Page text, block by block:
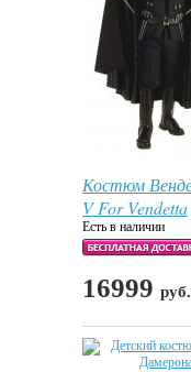
Костюм
V For Vendetta
Есть в наличии
16999 руб.